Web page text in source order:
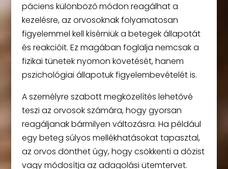
páciens különböző módon reagálhat a
kezelésre, az orvosoknak folyamatosan
figyelemmel kell kísérniük a betegek állapotát
és reakcióit. Ez magában foglalja nemcsak a
fizikai tünetek nyomon követését, hanem
pszichológiai állapotuk figyelembevételét is.
A személyre szabott megközelítés lehetővé
teszi az orvosok számára, hogy gyorsan
reagáljanak bármilyen változásra. Ha például
egy beteg súlyos mellékhatásokat tapasztal,
az orvos dönthet úgy, hogy csökkenti a dózist
vagy módosítja az adagolási ütemtervet.